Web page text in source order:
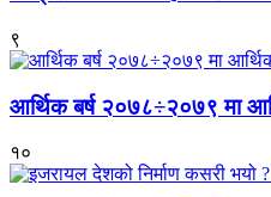
९
आर्थिक बर्ष २०७८÷२०७९ मा
१०